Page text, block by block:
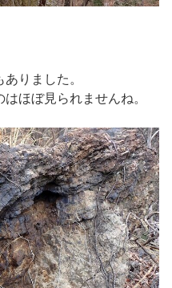
りました。
ほぼ見られませんね。